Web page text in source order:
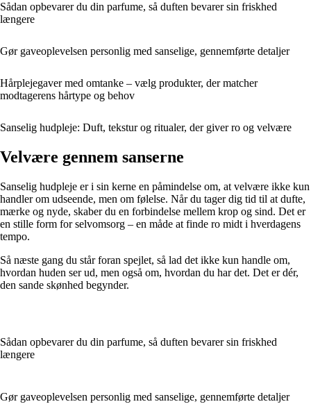
Sådan opbevarer du din parfume, så duften bevarer sin friskhed
længere
Gør gaveoplevelsen personlig med sanselige, gennemførte detaljer
Hårplejegaver med omtanke – vælg produkter, der matcher
modtagerens hårtype og behov
Sanselig hudpleje: Duft, tekstur og ritualer, der giver ro og velvære
Velvære gennem sanserne
Sanselig hudpleje er i sin kerne en påmindelse om, at velvære ikke kun
handler om udseende, men om følelse. Når du tager dig tid til at dufte,
mærke og nyde, skaber du en forbindelse mellem krop og sind. Det er
en stille form for selvomsorg – en måde at finde ro midt i hverdagens
tempo.
Så næste gang du står foran spejlet, så lad det ikke kun handle om,
hvordan huden ser ud, men også om, hvordan du har det. Det er dér,
den sande skønhed begynder.
Sådan opbevarer du din parfume, så duften bevarer sin friskhed
længere
Gør gaveoplevelsen personlig med sanselige, gennemførte detaljer